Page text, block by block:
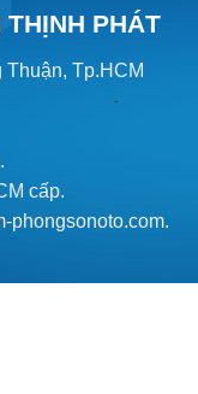
THỊNH PHÁT
Tp.HCM
cấp.
phongsonoto.com.